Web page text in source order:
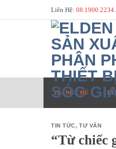
to
Liên Hệ: 08.1900.2234
TRANG CHỦ
TIN TỨC,TƯ VẤN
“Từ chiếc